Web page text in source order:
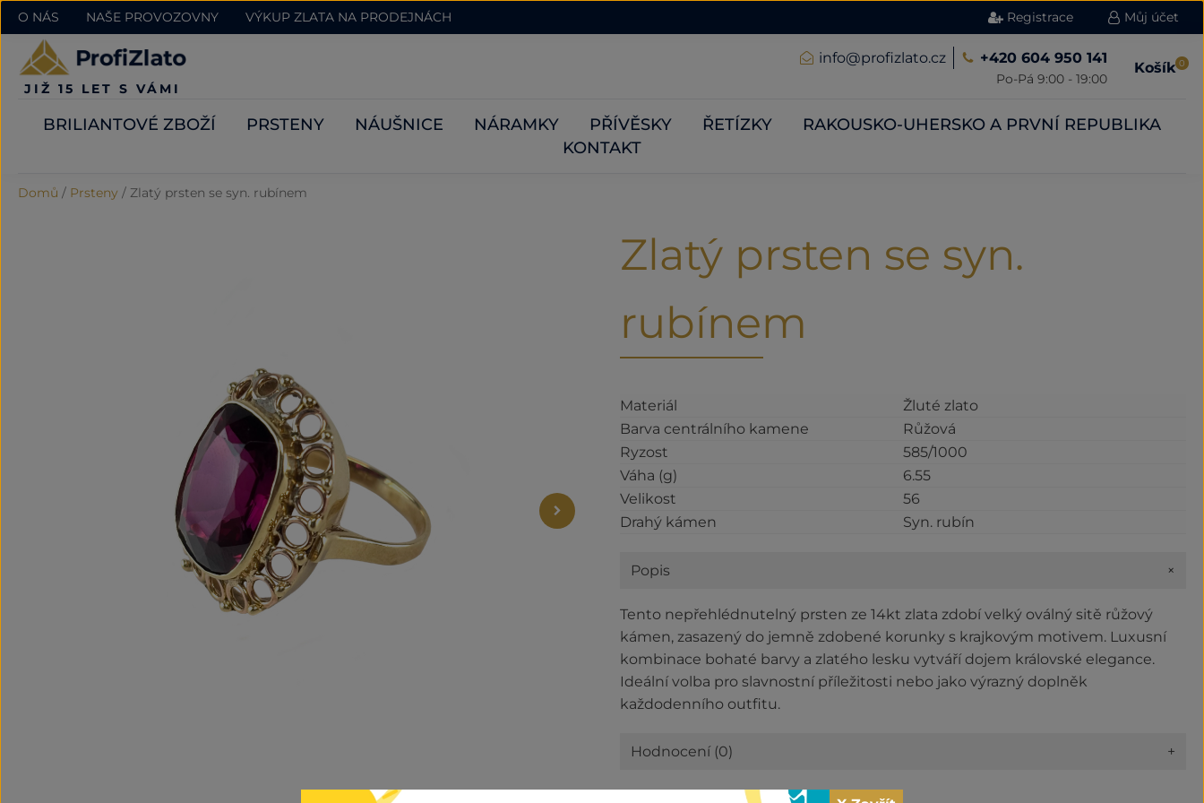
O NÁS NAŠE PROVOZOVNY VÝKUP ZLATA NA PRODEJNÁCH Registrace Můj účet
JIŽ 15 LET S VÁMI
info@profizlato.cz +420 604 950 141
Po-Pá 9:00 - 19:00
Košík 0
BRILIANTOVÉ ZBOŽÍ PRSTENY NÁUŠNICE NÁRAMKY PŘÍVĚSKY ŘETÍZKY
RAKOUSKO-UHERSKO A PRVNÍ REPUBLIKA
KONTAKT
Domů / Prsteny / Zlatý prsten se syn. rubínem
Zlatý prsten se syn.
rubínem
Materiál
Žluté zlato
Barva centrálního kamene
Růžová
Ryzost
585/1000
Váha (g)
6.55
Velikost
56
Drahý kámen
Syn. rubín
Popis +
Tento nepřehlédnutelný prsten ze 14kt zlata zdobí velký oválný sitě růžový
kámen, zasazený do jemně zdobené korunky s krajkovým motivem. Luxusní
kombinace bohaté barvy a zlatého lesku vytváří dojem královské elegance.
Ideální volba pro slavnostní příležitosti nebo jako výrazný doplněk
každodenního outfitu.
Hodnocení (0) +